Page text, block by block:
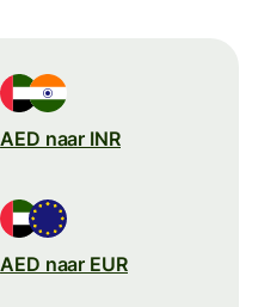
AED naar INR
AED naar EUR